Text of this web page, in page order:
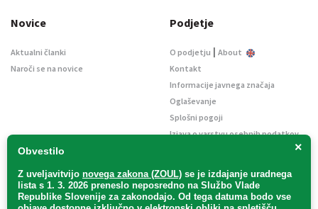
×
Obvestilo
Z uveljavitvijo novega zakona (ZOUL) se je izdajanje uradnega
lista s 1. 3. 2026 preneslo neposredno na Službo Vlade
Republike Slovenije za zakonodajo. Od tega datuma bodo vse
Novice
Aktualni članki
Naroči se na novice
Podjetje
O podjetju | About
Kontakt
Informacije javnega značaja
Oglaševanje
Splošni pogoji
Izjava o varstvu osebnih podatkov